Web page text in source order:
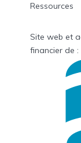
Ressources
Site web et
financier de :